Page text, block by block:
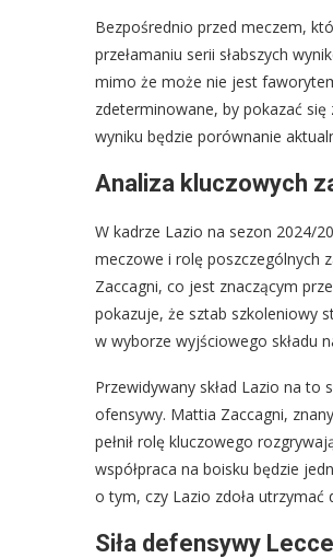
Bezpośrednio przed meczem,
przełamaniu serii słabszych
mimo że może nie jest
zdeterminowane, by pokazać
wyniku będzie porównanie
Analiza kluczowych
W kadrze Lazio na sezon 2024/
meczowe i rolę poszczególnych
Zaccagni, co jest znaczącym
pokazuje, że sztab szkoleniowy
w wyborze wyjściowego składu
Przewidywany skład Lazio na to
ofensywy. Mattia Zaccagni,
pełnił rolę kluczowego
współpraca na boisku będzie
o tym, czy Lazio zdoła
Siła defensywy